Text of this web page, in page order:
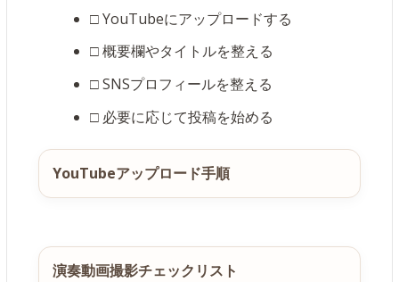
□ YouTubeにアップロードする
□ 概要欄やタイトルを整える
□ SNSプロフィールを整える
□ 必要に応じて投稿を始める
YouTubeアップロード手順
演奏動画撮影チェックリスト